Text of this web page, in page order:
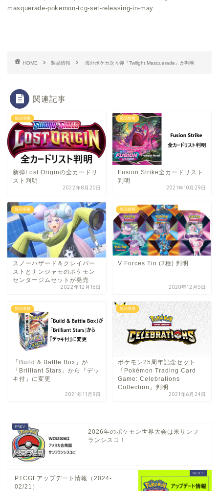
masquerade-pokemon-tcg-set-releasing-in-may
HOME 製品情報 海外ポケカ次々弾『Twilight Masquerade』が判明
関連記事
製品情報
新弾Lost Originの全カードリ
スト判明
2022年8月20日
製品情報
Fusion Strike全カードリスト
判明
2021年10月29日
製品情報
スノーハザード＆クレイバー
ストとナンジャモのポケモン
センタージムセットが発売
2022年12月16日
製品情報
V Forces Tin (3種) 判明
2020年12月5日
製品情報
「Build & Battle Box」が
「Brilliant Stars」から『デッ
キ付』に変更
2021年11月9日
製品情報
ポケモン25周年記念セット
「Pokémon Trading Card
Game: Celebrations
Collection」判明
2021年6月24日
2026年のポケモン世界大会は米サンフ
ランシスコ！
PTCGLアップデート情報（2024-
02/21）